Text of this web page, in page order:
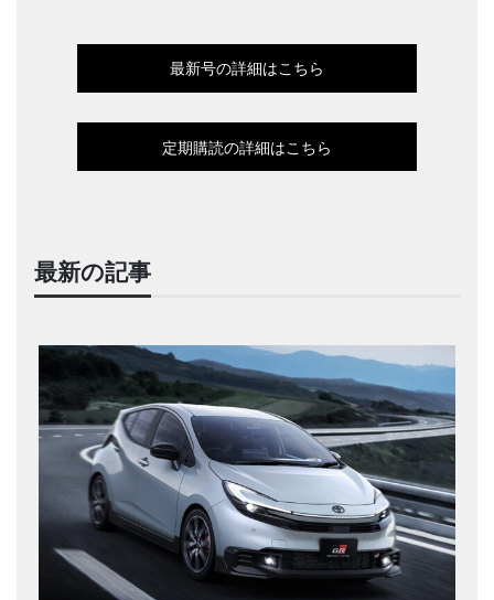
最新号の詳細はこちら
定期購読の詳細はこちら
最新の記事